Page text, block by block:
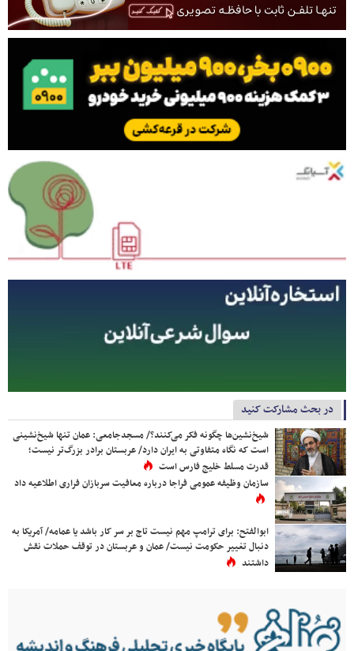
در بحث مشارکت کنید
شیخ‌نشین‌ها چگونه فکر می‌کنند؟/ مسجدجامعی: عمان تنها شیخ‌نشینی
است که نگاه متفاوتی به ایران دارد/ عربستان برادر بزرگ‌تر نیست؛
قدرت مسلط خلیج فارس است
سازمان وظیفه عمومی فراجا درباره معافیت سربازان فراری اطلاعیه داد
ابوالفتح: برای ترامپ مهم نیست تاج بر سر کار باشد یا عمامه/ آمریکا به
دنبال تغییر حکومت نیست/ عمان و عربستان در توقف حملات نقش
داشتند